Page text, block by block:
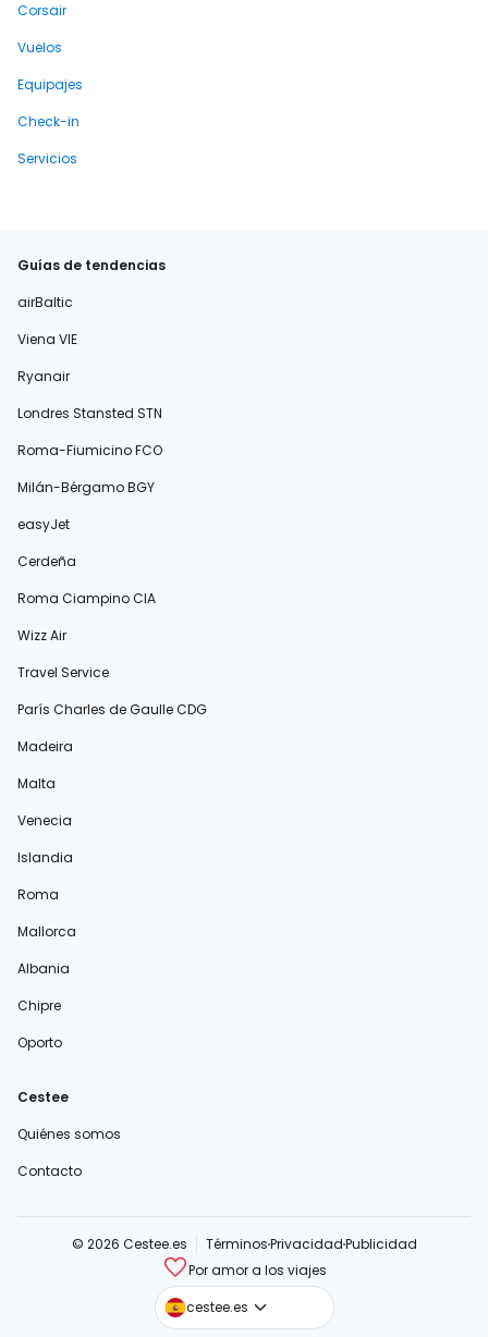
Corsair
Vuelos
Equipajes
Check-in
Servicios
Guías de tendencias
airBaltic
Viena VIE
Ryanair
Londres Stansted STN
Roma-Fiumicino FCO
Milán-Bérgamo BGY
easyJet
Cerdeña
Roma Ciampino CIA
Wizz Air
Travel Service
París Charles de Gaulle CDG
Madeira
Malta
Venecia
Islandia
Roma
Mallorca
Albania
Chipre
Oporto
Cestee
Quiénes somos
Contacto
© 2026 Cestee.es TérminosPrivacidadPublicidad
Por amor a los viajes
cestee.es
cestee.com
cestee.sk